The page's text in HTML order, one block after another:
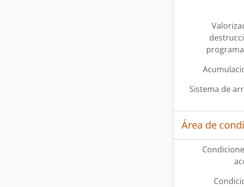
Sistema de
Área de